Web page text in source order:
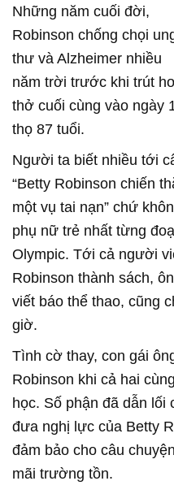
Những năm cuối đời,
Robinson chống chọi
thư và Alzheimer nhiều
năm trời trước khi trút
thở cuối cùng vào ngày
thọ 87 tuổi.
Người ta biết nhiều tới
“Betty Robinson chiến
một vụ tai nạn” chứ
phụ nữ trẻ nhất từng
Olympic. Tới cả người
Robinson thành sách,
viết báo thể thao, cũng
giờ.
Tình cờ thay, con gái
Robinson khi cả hai
học. Số phận đã dẫn lối
đưa nghị lực của Betty
đảm bảo cho câu
mãi trường tồn.